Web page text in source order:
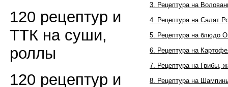
120 рецептур и
ТТК на суши,
роллы
120 рецептур и
3. Рецептура на
4. Рецептура на Салат
5. Рецептура на блюдо
6. Рецептура на
7. Рецептура на Грибы,
8. Рецептура на